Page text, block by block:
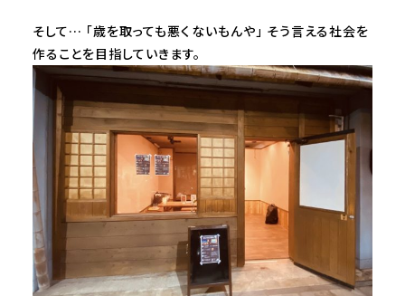
そして… 「歳を取っても悪くないもんや」 そう言える社会を
作ることを目指していきます。